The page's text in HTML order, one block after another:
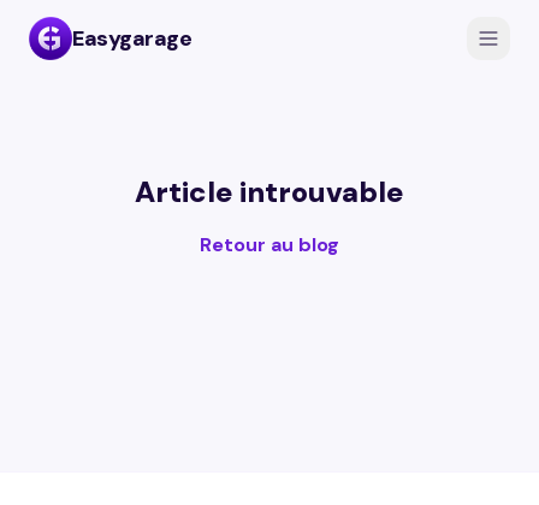
Easygarage
Article introuvable
Retour au blog